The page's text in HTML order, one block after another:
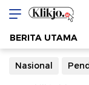
BERITA UTAMA
Nasional